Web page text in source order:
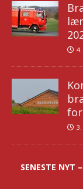
SENESTE NYT